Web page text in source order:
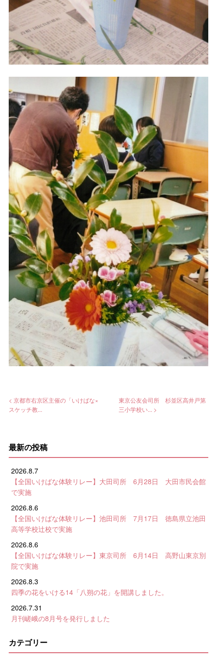
< 京都市右京区主催の「いけばな×
スケッチ教...
東京公友会司所 杉並区高井戸第
三小学校い... >
最新の投稿
2026.8.7
【全国いけばな体験リレー】大田司所 6月28日 大田市民会館
で実施
2026.8.6
【全国いけばな体験リレー】池田司所 7月17日 徳島県立池田
高等学校辻校で実施
2026.8.6
【全国いけばな体験リレー】東京司所 6月14日 高野山東京別
院で実施
2026.8.3
四季の花をいける14「八朔の花」を開講しました。
2026.7.31
月刊嵯峨の8月号を発行しました
カテゴリー